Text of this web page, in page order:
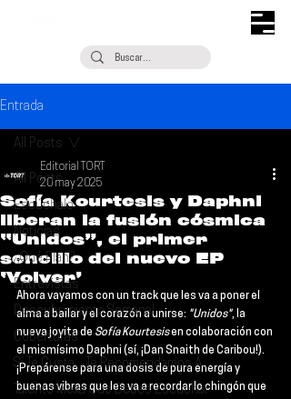
Entrada
All Posts
Escúchalo
Noticias
¿Qué Plan?
Entrevistas
Descubrimiento Semanal
Coberturas
Si Te Gusta... Te Recomendamos A...
Talento Mexa Que Debes Escuchar
All Posts
Sofía Kourtesis y Daphni
liberan la fusión cósmica
“Unidos”, el primer
sencillo del nuevo EP
‘Volver’
Editorial TORT
20 may 2025
Ahora vayamos con un track que les va a poner el
alma a bailar y el corazón a unirse: "Unidos", la
nueva joyita de Sofía Kourtesis en colaboración con
el mismísimo Daphni (sí, ¡Dan Snaith de Caribou!).
¡Prepárense para una dosis de pura energía y
buenas vibras que les va a recordar lo chingón que